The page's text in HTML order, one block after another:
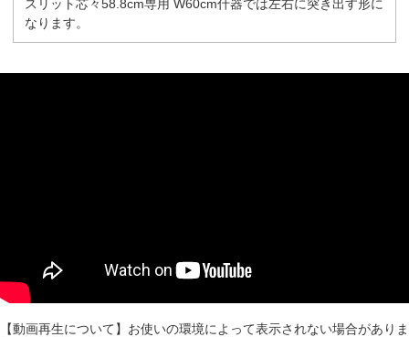
スリット芯々58.8cm専用 W60cm什器では左右に突き出す形に
なります。
【動画再生について】お使いの環境によって表示されない場合がありま